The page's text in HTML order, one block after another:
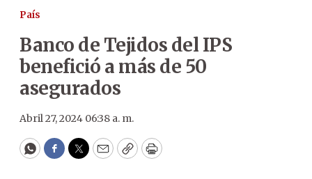
País
Banco de Tejidos del IPS
benefició a más de 50
asegurados
Abril 27, 2024 06:38 a. m.
WhatsApp
Facebook
Twitter
EmailCopyPrint